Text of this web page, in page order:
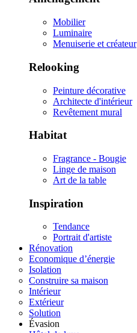
Mobilier
Luminaire
Menuiserie et créateur
Relooking
Peinture décorative
Architecte d'intérieur
Revêtement mural
Habitat
Fragrance - Bougie
Linge de maison
Art de la table
Inspiration
Tendance
Portrait d'artiste
Rénovation
Economique d’énergie
Isolation
Construire sa maison
Intérieur
Extérieur
Solution
Évasion